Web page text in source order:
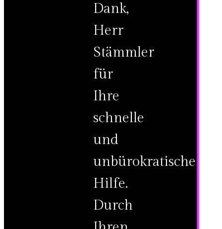
Dank,
Herr
Stämmler
für
Ihre
schnelle
und
unbürokratische
Hilfe.
Durch